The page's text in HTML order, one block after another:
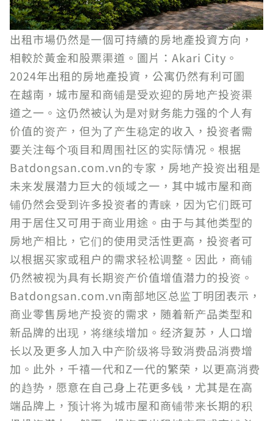
出租市場仍然是一個可持續的房地產投資方向，
相較於黃金和股票渠道。圖片：Akari City。
2024年出租的房地產投資，公寓仍然有利可圖
在越南，城市屋和商铺是受欢迎的房地产投资渠
道之一。这仍然被认为是对财务能力强的个人有
价值的资产，但为了产生稳定的收入，投资者需
要关注每个项目和周围社区的实际情况。根据
Batdongsan.com.vn的专家，房地产投资出租是
未来发展潜力巨大的领域之一，其中城市屋和商
铺仍然会受到许多投资者的青睐，因为它们既可
用于居住又可用于商业用途。由于与其他类型的
房地产相比，它们的使用灵活性更高，投资者可
以根据买家或租户的需求轻松调整。因此，商铺
仍然被视为具有长期资产价值增值潜力的投资。
Batdongsan.com.vn南部地区总监丁明团表示，
商业零售房地产投资的需求，随着新产品类型和
新品牌的出现，将继续增加。经济复苏，人口增
长以及更多人加入中产阶级将导致消费品消费增
加。此外，千禧一代和Z一代的繁荣，以更高消费
的趋势，愿意在自己身上花更多钱，尤其是在高
端品牌上，预计将为城市屋和商铺带来长期的积